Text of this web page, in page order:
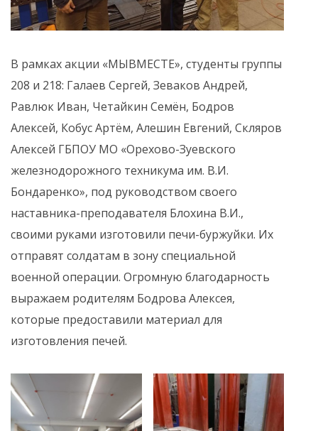
В рамках акции «МЫВМЕСТЕ», студенты группы
208 и 218: Галаев Сергей, Зеваков Андрей,
Равлюк Иван, Четайкин Семён, Бодров
Алексей, Кобус Артём, Алешин Евгений, Скляров
Алексей ГБПОУ МО «Орехово-Зуевского
железнодорожного техникума им. В.И.
Бондаренко», под руководством своего
наставника-преподавателя Блохина В.И.,
своими руками изготовили печи-буржуйки. Их
отправят солдатам в зону специальной
военной операции. Огромную благодарность
выражаем родителям Бодрова Алексея,
которые предоставили материал для
изготовления печей.